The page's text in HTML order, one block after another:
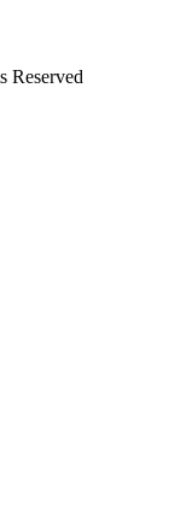
Reserved